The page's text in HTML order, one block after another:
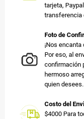
tarjeta,
transferencia
Foto de
¡Nos
Por eso, al
confirmación
hermoso
quien desees.
Costo del
$4000 Para